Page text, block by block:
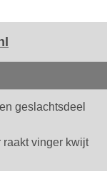
geslachtsdeel
vinger kwijt